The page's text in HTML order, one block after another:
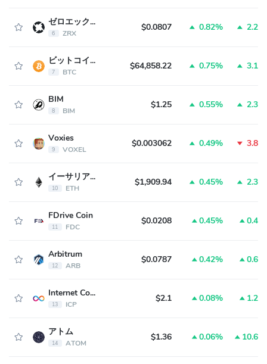
ゼロエックス
6 ZRX
$0.0807 0.82%
ビットコイン
7 BTC
$64,858.22 0.75%
BIM
8 BIM
$1.25 0.55%
Voxies
9 VOXEL
$0.003062 0.49%
イーサリアム
10 ETH
$1,909.94 0.45%
FDrive Coin
11 FDC
$0.0208 0.45%
Arbitrum
12 ARB
$0.0787 0.42%
Internet Computer
13 ICP
$2.1 0.08%
アトム
14 ATOM
$1.36 0.06%